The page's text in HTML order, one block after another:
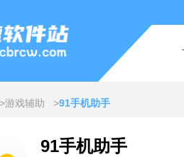
游戏辅助 91手机助手
91手机助手